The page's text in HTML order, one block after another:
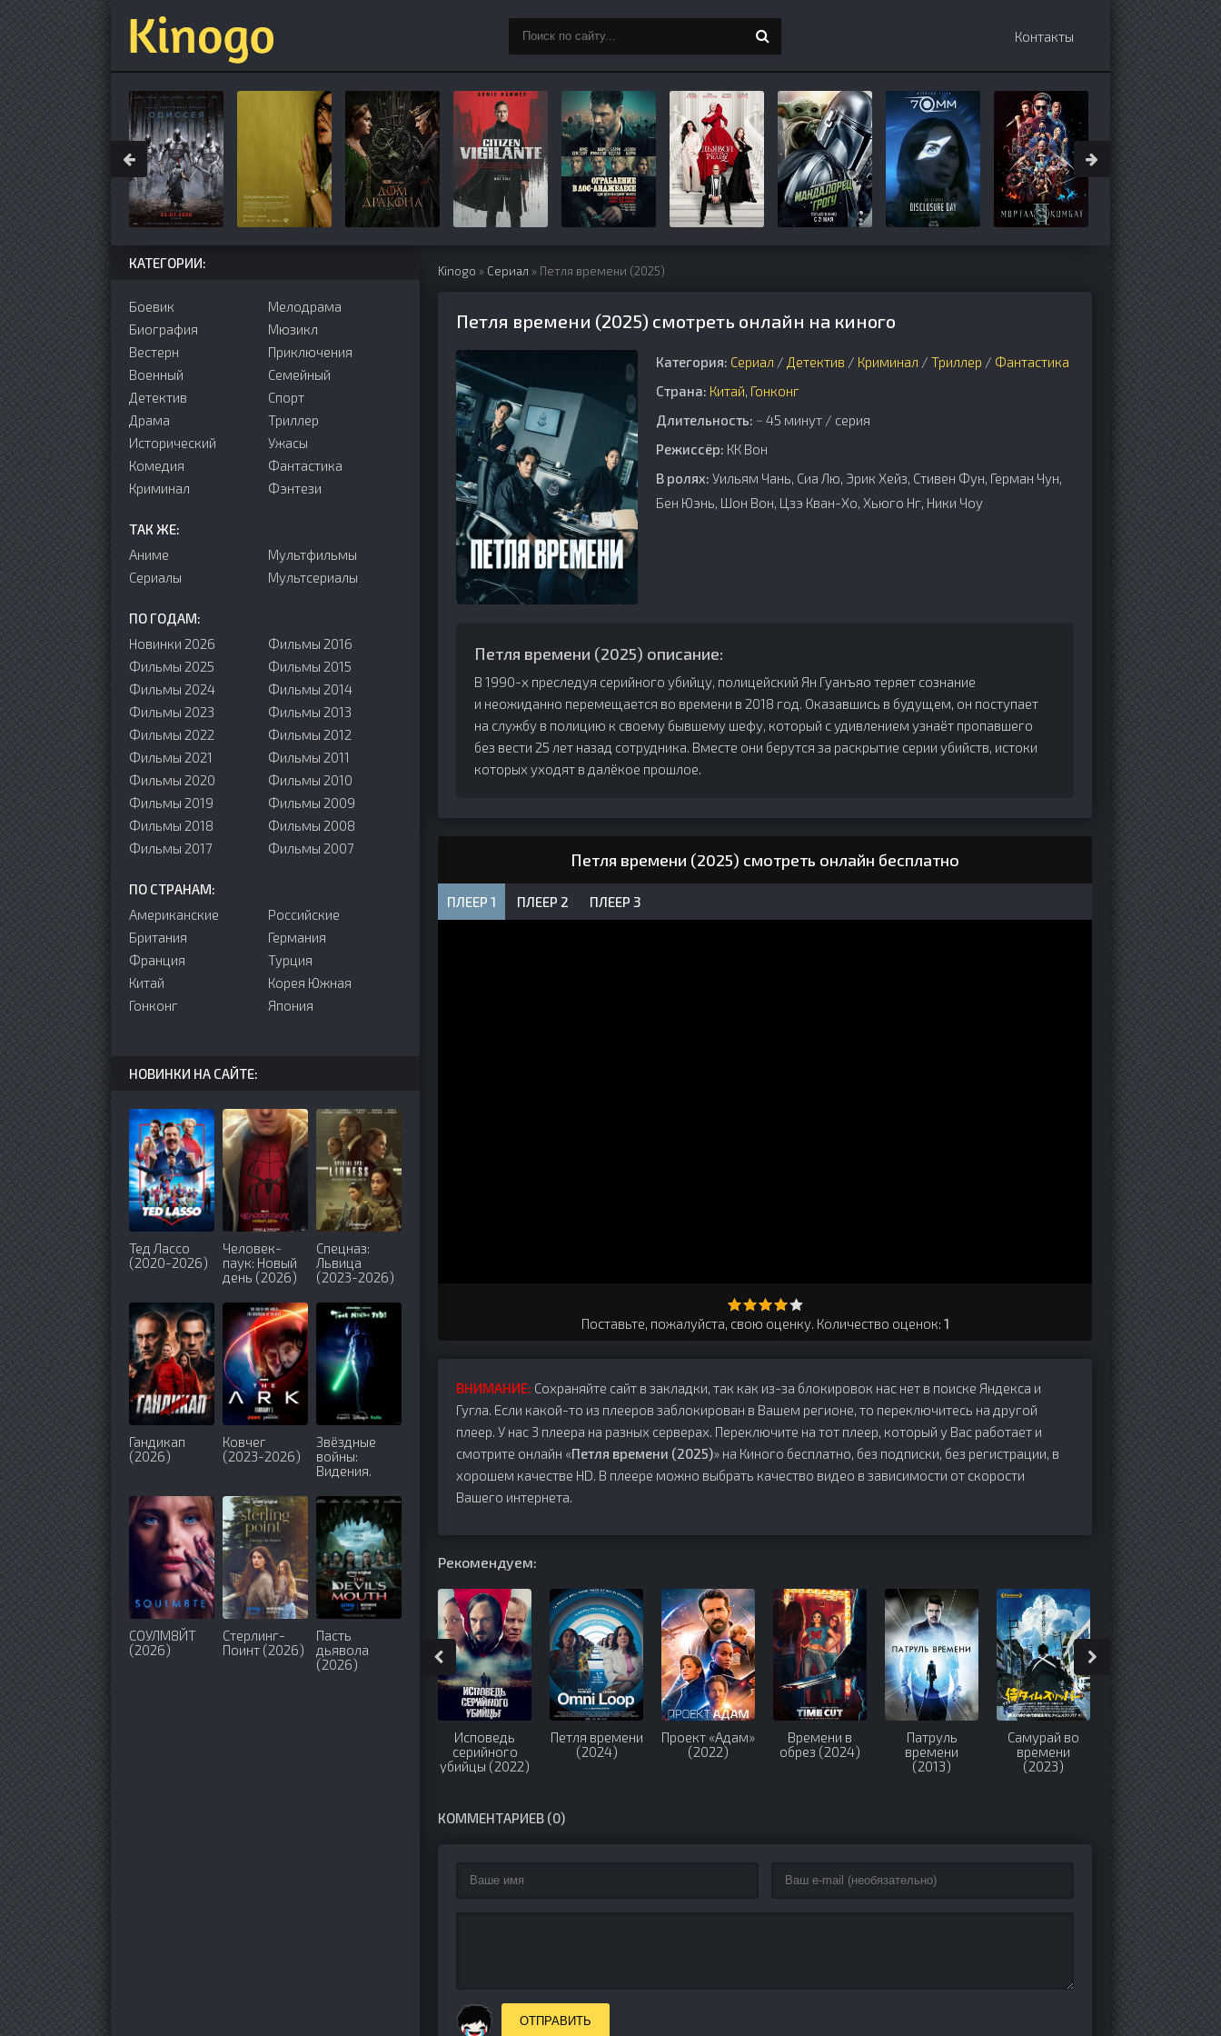
Контакты
Kinogo » Сериал » Петля времени (2025)
Петля времени (2025) смотреть онлайн на киного
Категория: Сериал / Детектив / Криминал / Триллер / Фантастика
Страна: Китай, Гонконг
Длительность: ~ 45 минут / серия
Режиссёр: КК Вон
В ролях: Уильям Чань, Сиа Лю, Эрик Хейз, Стивен Фун, Герман Чун,
Бен Юэнь, Шон Вон, Цзэ Кван-Хо, Хьюго Нг, Ники Чоу
Петля времени (2025) описание:
В 1990-х преследуя серийного убийцу, полицейский Ян Гуанъяо теряет сознание
и неожиданно перемещается во времени в 2018 год. Оказавшись в будущем, он поступает
на службу в полицию к своему бывшему шефу, который с удивлением узнаёт пропавшего
без вести 25 лет назад сотрудника. Вместе они берутся за раскрытие серии убийств, истоки
которых уходят в далёкое прошлое.
Петля времени (2025) смотреть онлайн бесплатно
ПЛЕЕР 1 ПЛЕЕР 2 ПЛЕЕР 3
Поставьте, пожалуйста, свою оценку. Количество оценок: 1
ВНИМАНИЕ: Сохраняйте сайт в закладки, так как из-за блокировок нас нет в поиске Яндекса и
Гугла. Если какой-то из плееров заблокирован в Вашем регионе, то переключитесь на другой
плеер. У нас 3 плеера на разных серверах. Переключите на тот плеер, который у Вас работает и
смотрите онлайн «Петля времени (2025)» на Киного бесплатно, без подписки, без регистрации, в
хорошем качестве HD. В плеере можно выбрать качество видео в зависимости от скорости
Вашего интернета.
Рекомендуем:
Исповедь
серийного
убийцы (2022)
Петля времени
(2024)
Проект «Адам»
(2022)
Времени в
обрез (2024)
Патруль
времени
(2013)
Самурай во
времени
(2023)
Светлый пепел
луны (2023)
КОММЕНТАРИЕВ (0)
ОТПРАВИТЬ
КАТЕГОРИИ:
Боевик
Биография
Вестерн
Военный
Детектив
Драма
Исторический
Комедия
Криминал
Мелодрама
Мюзикл
Приключения
Семейный
Cпорт
Триллер
Ужасы
Фантастика
Фэнтези
ТАК ЖЕ:
Аниме
Сериалы
Мультфильмы
Мультсериалы
ПО ГОДАМ:
Новинки 2026
Фильмы 2025
Фильмы 2024
Фильмы 2023
Фильмы 2022
Фильмы 2021
Фильмы 2020
Фильмы 2019
Фильмы 2018
Фильмы 2017
Фильмы 2016
Фильмы 2015
Фильмы 2014
Фильмы 2013
Фильмы 2012
Фильмы 2011
Фильмы 2010
Фильмы 2009
Фильмы 2008
Фильмы 2007
ПО СТРАНАМ:
Американские
Британия
Франция
Китай
Гонконг
Российские
Германия
Турция
Корея Южная
Япония
НОВИНКИ НА САЙТЕ:
Тед Лассо
(2020-2026)
Человек-
паук: Новый
день (2026)
Спецназ:
Львица
(2023-2026)
Гандикап
(2026)
Ковчег
(2023-2026)
Звёздные
войны:
Видения.
джедай
(2026)
СОУЛМ8ЙТ
(2026)
Стерлинг-
Поинт (2026)
Пасть
дьявола
(2026)